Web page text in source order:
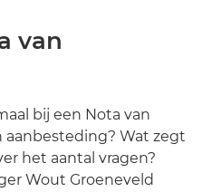
van
bij een Nota van
Wat zegt
het aantal vragen?
Wout Groeneveld